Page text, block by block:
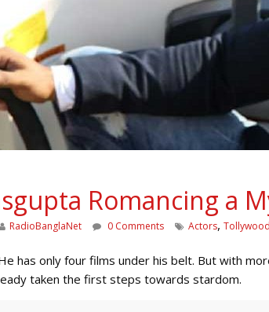
Romancing a
RadioBanglaNet 0 Comments Actors, Tollywood
has only four films under his belt. But with
taken the first steps towards stardom.